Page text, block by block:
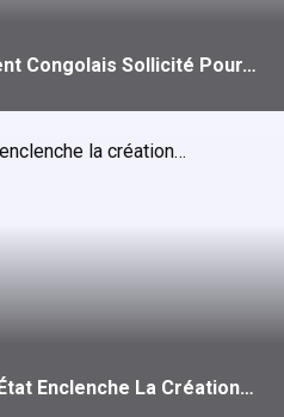
Congolais Sollicité Pour…
Enclenche La Création…